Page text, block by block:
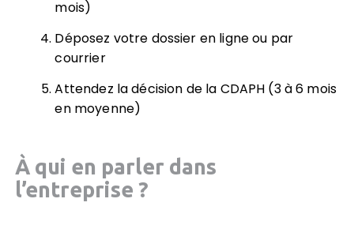
mois)
Déposez votre dossier en ligne ou par
courrier
Attendez la décision de la CDAPH (3 à 6 mois
en moyenne)
À qui en parler dans
l’entreprise ?